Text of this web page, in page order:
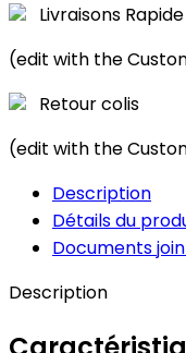
Livraisons Rapide
(edit with the
Retour colis
(edit with the
Description
Détails du
Documents
Description